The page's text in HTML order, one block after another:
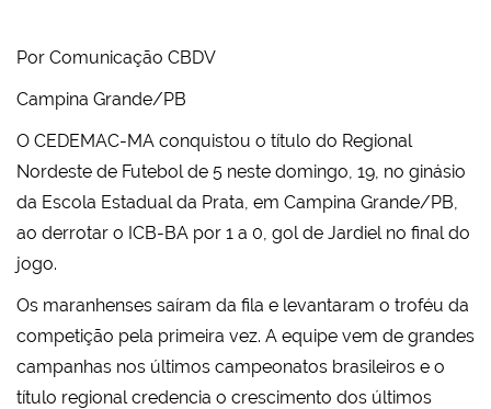
Por Comunicação CBDV
Campina Grande/PB
O CEDEMAC-MA conquistou o título do Regional
Nordeste de Futebol de 5 neste domingo, 19, no ginásio
da Escola Estadual da Prata, em Campina Grande/PB,
ao derrotar o ICB-BA por 1 a 0, gol de Jardiel no final do
jogo.
Os maranhenses saíram da fila e levantaram o troféu da
competição pela primeira vez. A equipe vem de grandes
campanhas nos últimos campeonatos brasileiros e o
título regional credencia o crescimento dos últimos